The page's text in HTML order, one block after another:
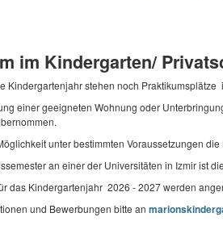
im Kindergarten/
Kindergartenjahr stehen noch
einer geeigneten Wohnung oder
unter bestimmten Voraussetzungen
an einer der Universitäten in Izmir ist
das Kindergartenjahr 2026 - 2027 werden
und Bewerbungen bitte an